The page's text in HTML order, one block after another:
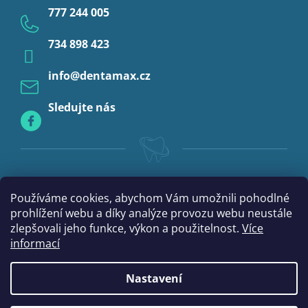
Používáme cookies, abychom Vám umožnili pohodlné
prohlížení webu a díky analýze provozu webu neustále
zlepšovali jeho funkce, výkon a použitelnost. Více
informací
Nastavení
Anestezie
Profylaxe
info@dentamax.cz
777 244 005
734 898 423
Sledujte nás
Vytvořil Shoptet